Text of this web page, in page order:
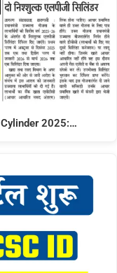
Cylinder 2025:…